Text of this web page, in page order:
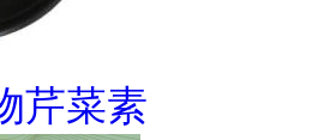
芹菜素